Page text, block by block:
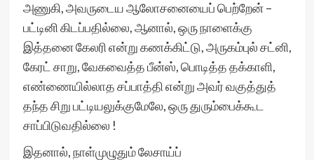
அணுகி, அவருடைய ஆலோசனையைப் பெற்றேன் –
பட்டினி கிடப்பதில்லை, ஆனால், ஒரு நாளைக்கு
இத்தனை கேலரி என்று கணக்கிட்டு, அருகம்புல் சட்னி,
கேரட் சாறு, வேகவைத்த பீன்ஸ், பொடித்த தக்காளி,
எண்ணையில்லாத சப்பாத்தி என்று அவர் வகுத்துத்
தந்த சிறு பட்டியலுக்குமேலே, ஒரு துரும்பைக்கூட
சாப்பிடுவதில்லை !
இதனால், நாள்முழுதும் லேசாய்ப்